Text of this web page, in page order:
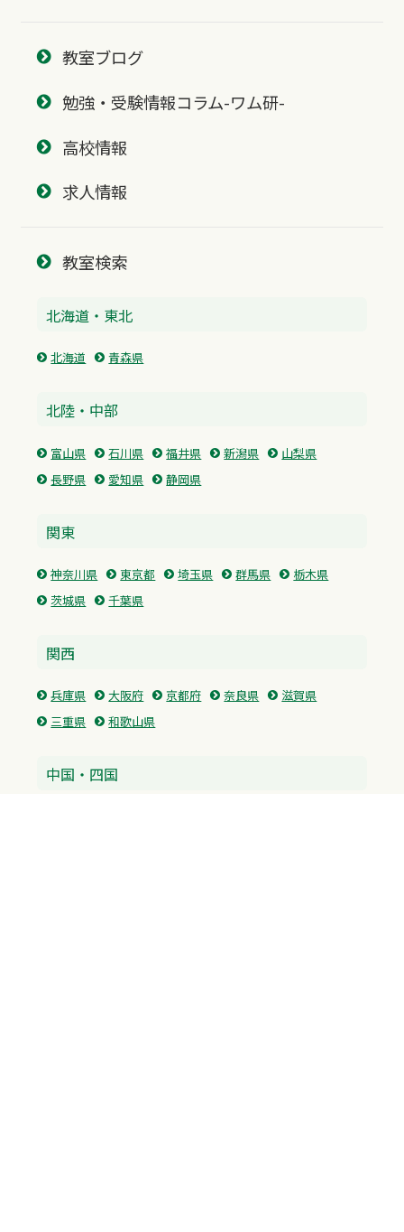
教室ブログ
勉強・受験情報コラム-ワム研-
高校情報
求人情報
教室検索
北海道・東北
北海道 青森県
北陸・中部
富山県 石川県 福井県 新潟県
山梨県
長野県
愛知県 静岡県
関東
神奈川県 東京都 埼玉県 群馬県
栃木県
茨城県
千葉県
関西
兵庫県 大阪府 京都府 奈良県
滋賀県
三重県
和歌山県
中国・四国